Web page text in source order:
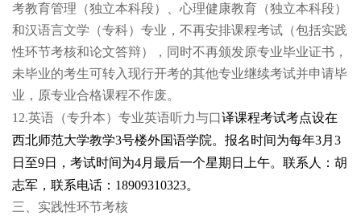
考教育管理（独立本科段）、心理健康教育（独立本科段）
和汉语言文学（专科）专业，不再安排课程考试（包括实践
性环节考核和论文答辩），同时不再颁发原专业毕业证书，
未毕业的考生可转入现行开考的其他专业继续考试并申请毕
业，原专业合格课程不作废。
12.英语（专升本）专业英语听力与口译课程考试考点设在
西北师范大学教学3号楼外国语学院。报名时间为每年3月3
日至9日，考试时间为4月最后一个星期日上午。联系人：胡
志军，联系电话：18909310323。
三、实践性环节考核